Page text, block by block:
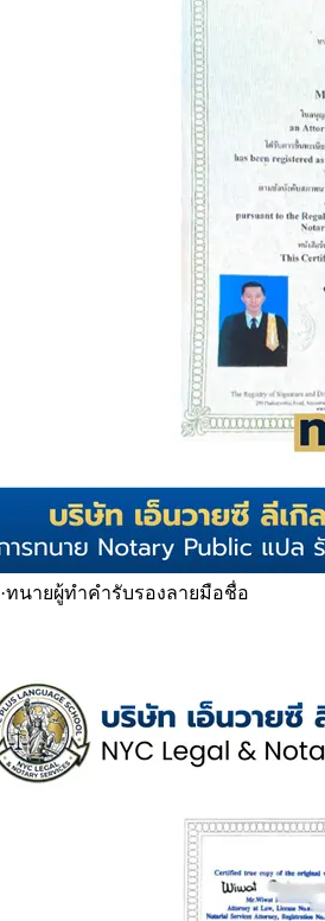
·ทนายผู้ทำคำรับรองลายมือชื่อ